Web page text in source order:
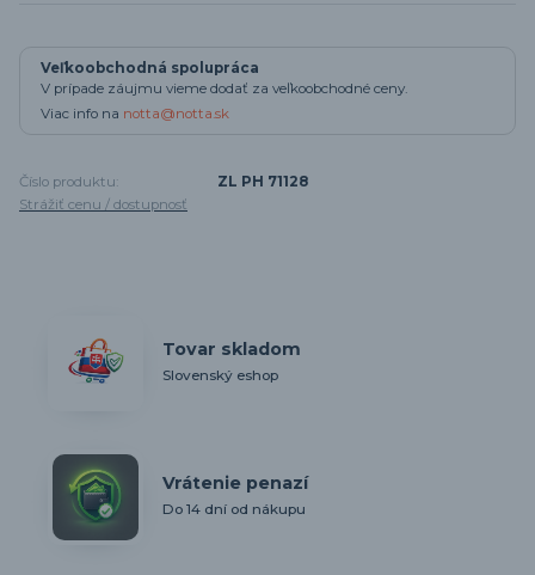
Veľkoobchodná spolupráca
V prípade záujmu vieme dodať za veľkoobchodné ceny.
Viac info na notta@notta.sk
Číslo produktu:
ZL PH 71128
Strážiť cenu / dostupnosť
Tovar skladom
Slovenský eshop
Vrátenie penazí
Do 14 dní od nákupu